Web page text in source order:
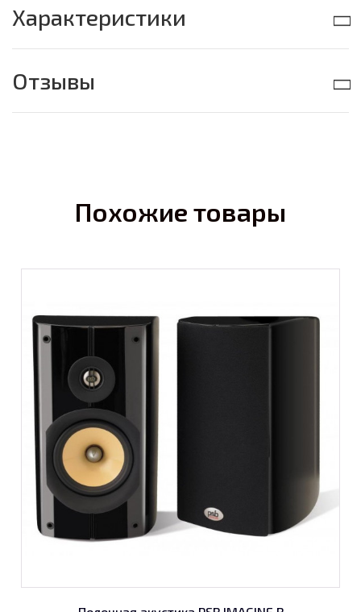
Характеристики
Отзывы
Похожие товары